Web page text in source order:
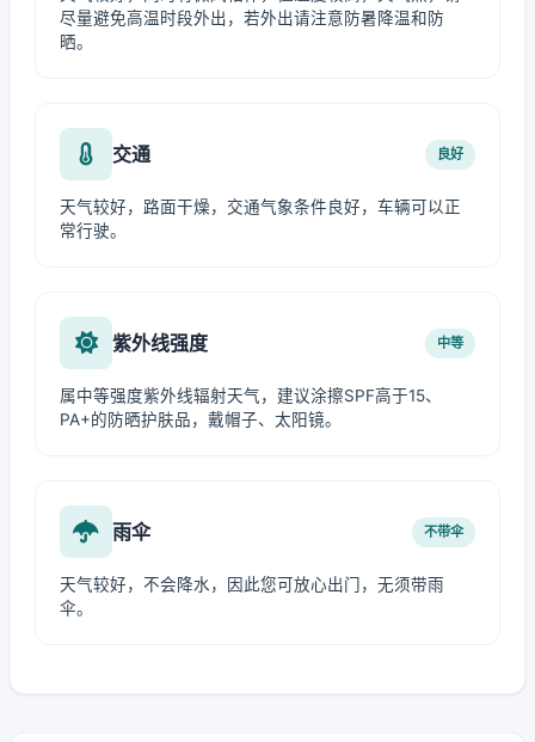
尽量避免高温时段外出，若外出请注意防暑降温和防
晒。
交通 良好
天气较好，路面干燥，交通气象条件良好，车辆可以正
常行驶。
紫外线强度 中等
属中等强度紫外线辐射天气，建议涂擦SPF高于15、
PA+的防晒护肤品，戴帽子、太阳镜。
雨伞 不带伞
天气较好，不会降水，因此您可放心出门，无须带雨
伞。